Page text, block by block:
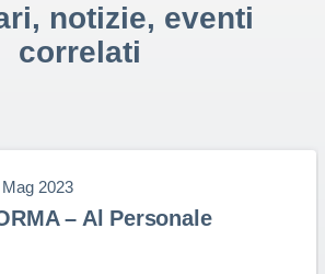
notizie, eventi
correlati
2023
– Al Personale